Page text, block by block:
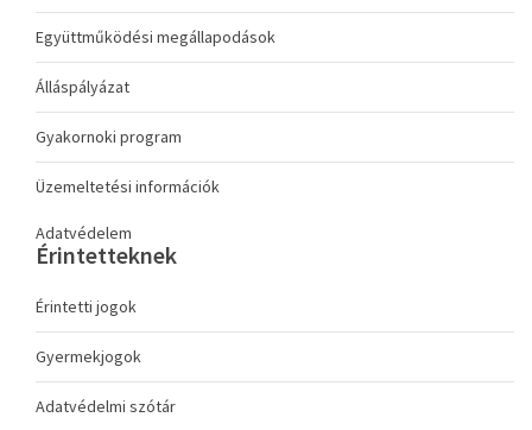
Együttműködési megállapodások
Álláspályázat
Gyakornoki program
Üzemeltetési információk
Adatvédelem
Érintetteknek
Érintetti jogok
Gyermekjogok
Adatvédelmi szótár